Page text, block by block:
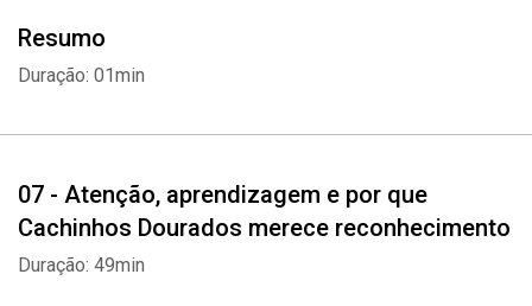
Resumo
Duração: 01min
07 - Atenção, aprendizagem e por que
Cachinhos Dourados merece reconhecimento
Duração: 49min